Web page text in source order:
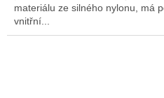
materiálu ze silného nylonu, má
vnitřní...